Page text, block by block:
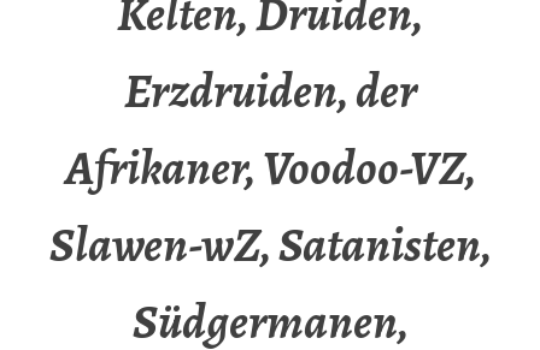
Kelten, Druiden,
Erzdruiden, der
Afrikaner, Voodoo-VZ,
Slawen-wZ, Satanisten,
Südgermanen,